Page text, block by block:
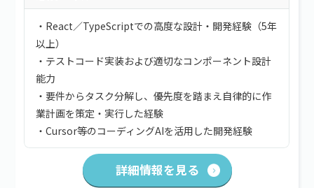
語学力を活かす
社保あり
社員登用あり
検索する
・React／TypeScriptでの高度な設計・開発経験（5年
以上）
・テストコード実装および適切なコンポーネント設計
能力
・要件からタスク分解し、優先度を踏まえ自律的に作
業計画を策定・実行した経験
・Cursor等のコーディングAIを活用した開発経験
詳細情報を見る